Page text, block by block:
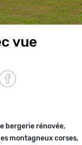
vue
bergerie rénovée,
montagneux corses,